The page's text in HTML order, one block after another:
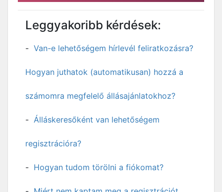
Leggyakoribb kérdések:
Van-e lehetőségem hírlevél feliratkozásra?
Hogyan juthatok (automatikusan) hozzá a
számomra megfelelő állásajánlatokhoz?
Álláskeresőként van lehetőségem
regisztrációra?
Hogyan tudom törölni a fiókomat?